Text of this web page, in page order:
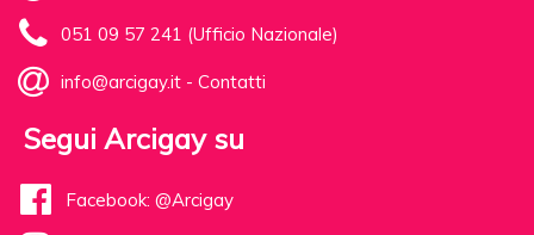
051 09 57 241 (Ufficio Nazionale)
info@arcigay.it - Contatti
Segui Arcigay su
Facebook: @Arcigay